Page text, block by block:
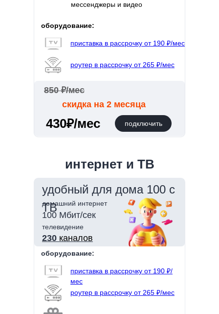
подключить
430₽/мес
мессенджеры и видео
приставка в рассрочку от 190 ₽/мес
роутер в рассрочку от 265 ₽/мес
оборудование:
850 ₽/мес
скидка на 2 месяца
интернет и ТВ
удобный для дома 100 с
ТВ
домашний интернет
телевидение
100 Мбит/сек
230 каналов
приставка в рассрочку от 190 ₽/
мес
роутер в рассрочку от 265 ₽/мес
оборудование: